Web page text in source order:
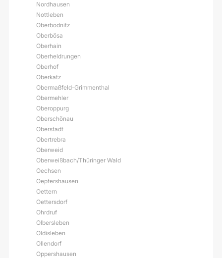
Nordhausen
Nottleben
Oberbodnitz
Oberbösa
Oberhain
Oberheldrungen
Oberhof
Oberkatz
Obermaßfeld-Grimmenthal
Obermehler
Oberoppurg
Oberschönau
Oberstadt
Obertrebra
Oberweid
Oberweißbach/Thüringer Wald
Oechsen
Oepfershausen
Oettern
Oettersdorf
Ohrdruf
Olbersleben
Oldisleben
Ollendorf
Oppershausen